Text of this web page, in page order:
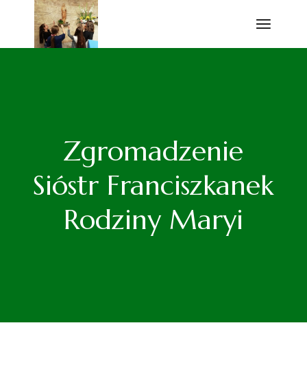
Przejdź
Zgromadzenie
Sióstr Franciszkanek
Rodziny Maryi